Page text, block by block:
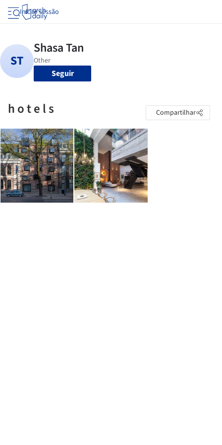
Iniciar sessão
Seguir
h o t e l s Compartilhar